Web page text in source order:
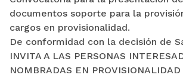
documentos soporte para la
cargos en provisionalidad.
De conformidad con la decisión de
INVITA A LAS PERSONAS
NOMBRADAS EN